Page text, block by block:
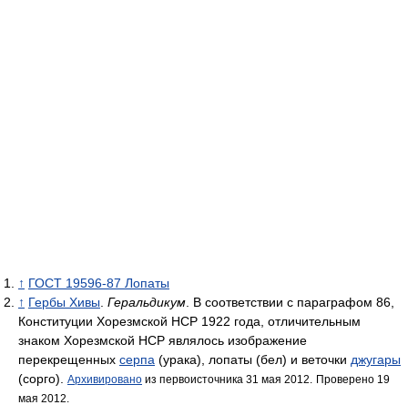
↑ ГОСТ 19596-87 Лопаты
↑ Гербы Хивы Геральдикум . В соответствии с параграфом 86,
Конституции Хорезмской НСР 1922 года, отличительным
знаком Хорезмской НСР являлось изображение
перекрещенных серпа (урака), лопаты (бел) и веточки джугары
(сорго).
Архивировано из первоисточника 31 мая 2012.
Проверено 19
мая 2012.